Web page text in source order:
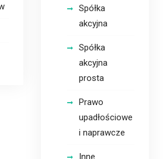
Spółka
akcyjna
Spółka
akcyjna
prosta
Prawo
upadłościowe
i naprawcze
Inne